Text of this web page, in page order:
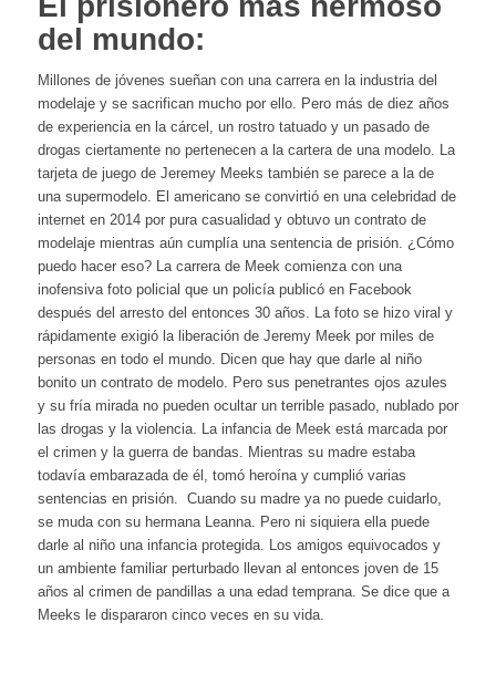
del mundo:
Millones de jóvenes sueñan con una carrera en la industria del
modelaje y se sacrifican mucho por ello. Pero más de diez años
de experiencia en la cárcel, un rostro tatuado y un pasado de
drogas ciertamente no pertenecen a la cartera de una modelo. La
tarjeta de juego de Jeremey Meeks también se parece a la de
una supermodelo. El americano se convirtió en una celebridad de
internet en 2014 por pura casualidad y obtuvo un contrato de
modelaje mientras aún cumplía una sentencia de prisión. ¿Cómo
puedo hacer eso? La carrera de Meek comienza con una
inofensiva foto policial que un policía publicó en Facebook
después del arresto del entonces 30 años. La foto se hizo viral y
rápidamente exigió la liberación de Jeremy Meek por miles de
personas en todo el mundo. Dicen que hay que darle al niño
bonito un contrato de modelo. Pero sus penetrantes ojos azules
y su fría mirada no pueden ocultar un terrible pasado, nublado por
las drogas y la violencia. La infancia de Meek está marcada por
el crimen y la guerra de bandas. Mientras su madre estaba
todavía embarazada de él, tomó heroína y cumplió varias
sentencias en prisión. Cuando su madre ya no puede cuidarlo,
se muda con su hermana Leanna. Pero ni siquiera ella puede
darle al niño una infancia protegida. Los amigos equivocados y
un ambiente familiar perturbado llevan al entonces joven de 15
años al crimen de pandillas a una edad temprana. Se dice que a
Meeks le dispararon cinco veces en su vida.